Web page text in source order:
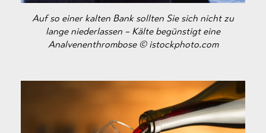
Auf so einer kalten Bank sollten Sie sich nicht zu
lange niederlassen – Kälte begünstigt eine
Analvenenthrombose © istockphoto.com